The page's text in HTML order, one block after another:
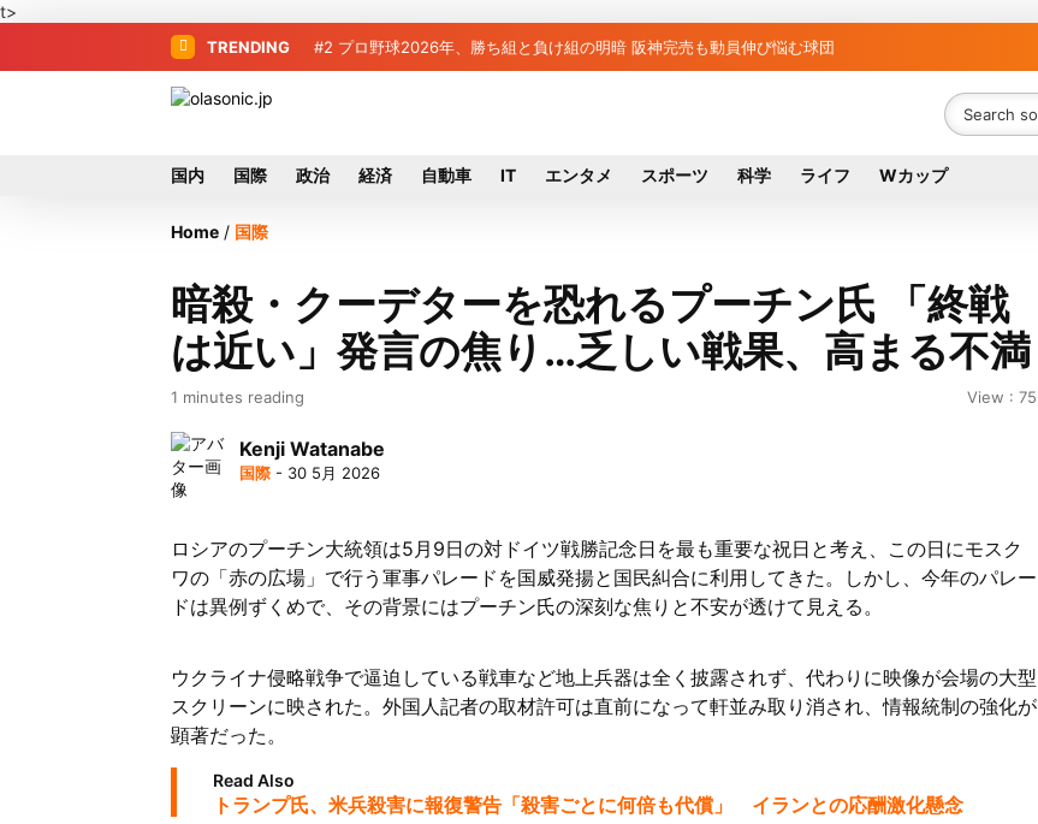
t>
TRENDING #2 プロ野球2026年、勝ち組と負け組の明暗 阪神完売も動員伸び悩む球団
#3 ＜訃報＞元自民党参院議員の藤野公孝氏が死去、78歳 妻は料理研究家の真紀子氏
国内 国際 政治 経済 自動車 IT エンタメ スポーツ 科学 ライフ Wカップ
Home / 国際
暗殺・クーデターを恐れるプーチン氏 「終戦
は近い」発言の焦り…乏しい戦果、高まる不満
1 minutes reading View : 75
Kenji Watanabe
国際 - 30 5月 2026
ロシアのプーチン大統領は5月9日の対ドイツ戦勝記念日を最も重要な祝日と考え、この日にモスク
ワの「赤の広場」で行う軍事パレードを国威発揚と国民糾合に利用してきた。しかし、今年のパレー
ドは異例ずくめで、その背景にはプーチン氏の深刻な焦りと不安が透けて見える。
ウクライナ侵略戦争で逼迫している戦車など地上兵器は全く披露されず、代わりに映像が会場の大型
スクリーンに映された。外国人記者の取材許可は直前になって軒並み取り消され、情報統制の強化が
顕著だった。
Read Also
トランプ氏、米兵殺害に報復警告「殺害ごとに何倍も代償」 イランとの応酬激化懸念